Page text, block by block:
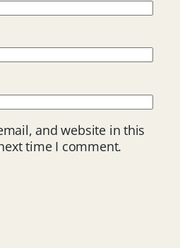
and website in this
time I comment.